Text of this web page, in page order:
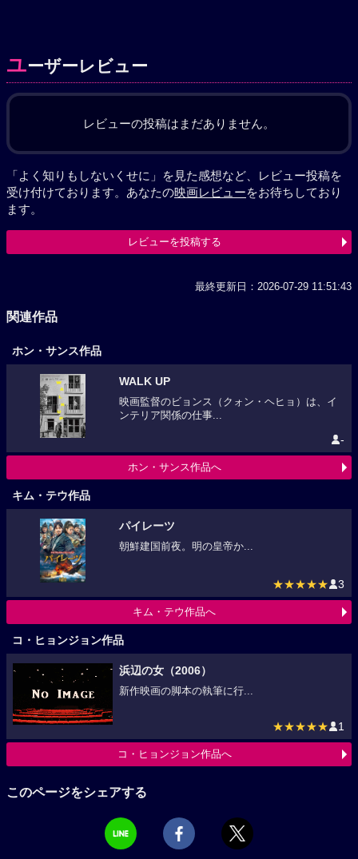
ユーザーレビュー
レビューの投稿はまだありません。
「よく知りもしないくせに」を見た感想など、レビュー投稿を
受け付けております。あなたの映画レビューをお待ちしており
ます。
レビューを投稿する
最終更新日：2026-07-29 11:51:43
関連作品
ホン・サンス作品
WALK UP
映画監督のビョンス（クォン・ヘヒョ）は、イ
ンテリア関係の仕事...
-
ホン・サンス作品へ
キム・テウ作品
パイレーツ
朝鮮建国前夜。明の皇帝か...
★★★★★ 3
キム・テウ作品へ
コ・ヒョンジョン作品
浜辺の女（2006）
新作映画の脚本の執筆に行...
★★★★★ 1
コ・ヒョンジョン作品へ
このページをシェアする